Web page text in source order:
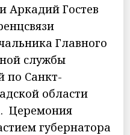
Аркадий Гостев
Главного
службы
по Санкт-
области
Церемония
губернатора